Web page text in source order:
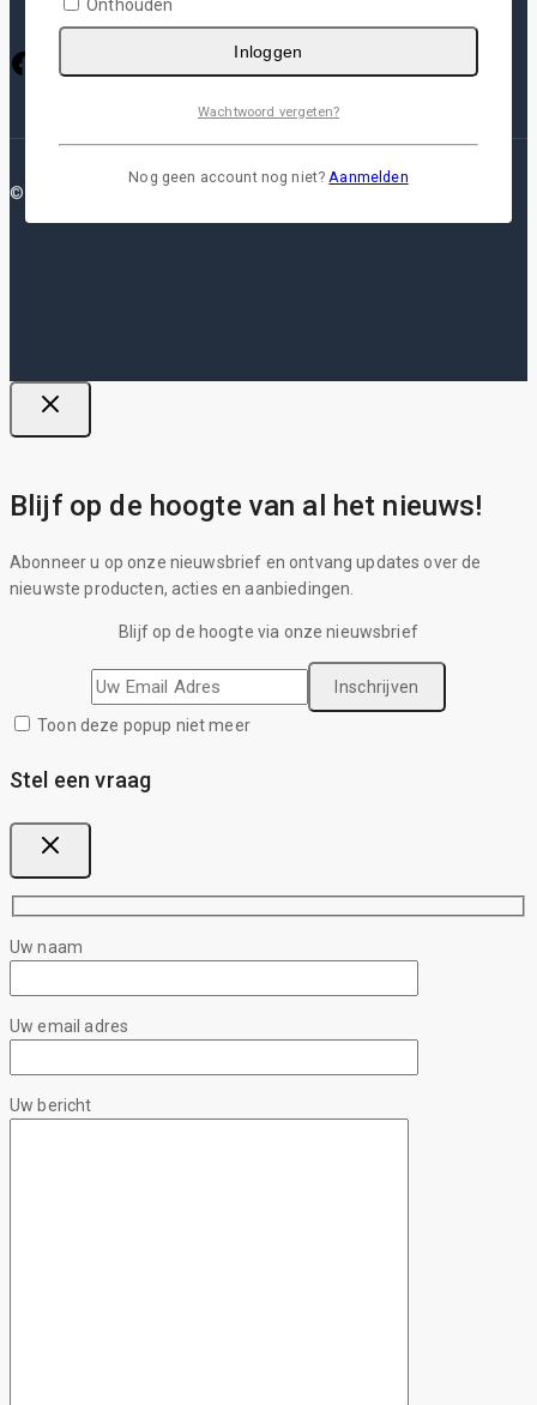
Facebook Instagram Pinterest Google YouTube
© 2026 Plotterfolie
Blijf op de hoogte van al het nieuws!
Abonneer u op onze nieuwsbrief en ontvang updates over de
nieuwste producten, acties en aanbiedingen.
Blijf op de hoogte via onze nieuwsbrief
Toon deze popup niet meer
Stel een vraag
Uw naam
Uw email adres
Uw bericht
Onthouden
Inloggen
Wachtwoord vergeten?
Nog geen account nog niet?Aanmelden